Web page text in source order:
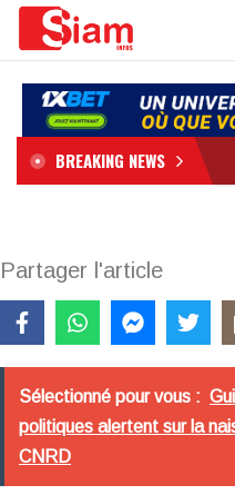
BREAKING NEWS
Partager l'article
Sélectionné pour vous :
politiques alertent sur la
CNRD